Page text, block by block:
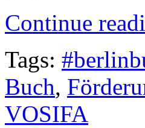
Continue
Tags:
Buch,
VOSIFA